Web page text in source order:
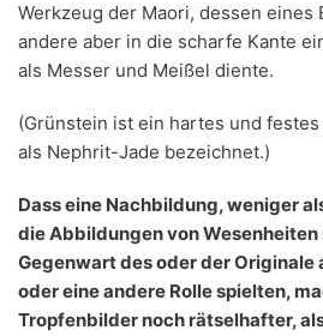
Werkzeug der Maori, dessen eines
andere aber in die scharfe Kante
als Messer und Meißel diente.
(Grünstein ist ein hartes und
als Nephrit-Jade bezeichnet.)
Dass eine Nachbildung, weniger
die Abbildungen von
Gegenwart des oder der
oder eine andere Rolle spielten,
Tropfenbilder noch rätselhafter,